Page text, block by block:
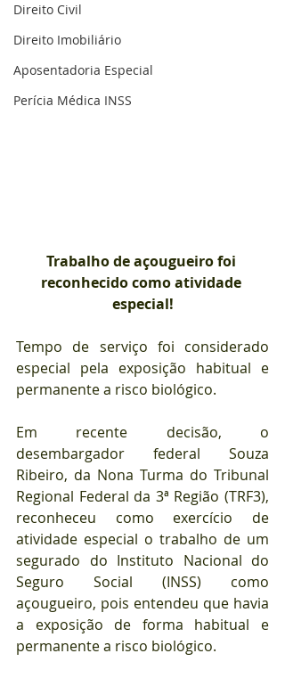
Direito Civil
Direito Imobiliário
Aposentadoria Especial
Perícia Médica INSS
Trabalho de açougueiro foi
reconhecido como atividade
especial!
Tempo de serviço foi considerado
especial pela exposição habitual e
permanente a risco biológico.
Em recente decisão, o
desembargador federal Souza
Ribeiro, da Nona Turma do Tribunal
Regional Federal da 3ª Região (TRF3),
reconheceu como exercício de
atividade especial o trabalho de um
segurado do Instituto Nacional do
Seguro Social (INSS) como
açougueiro, pois entendeu que havia
a exposição de forma habitual e
permanente a risco biológico.